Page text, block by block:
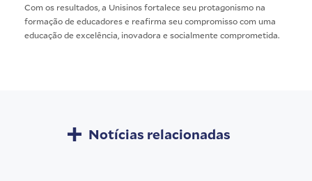
Com os resultados, a Unisinos fortalece seu protagonismo na
formação de educadores e reafirma seu compromisso com uma
educação de excelência, inovadora e socialmente comprometida.
Notícias relacionadas